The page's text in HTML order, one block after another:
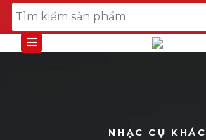
NHẠC CỤ KHÁC